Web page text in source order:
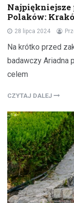
Najpiękniejsze
Polaków:
28 lipca 2024
Na krótko przed
badawczy Ariadna
celem
CZYTAJ DALEJ